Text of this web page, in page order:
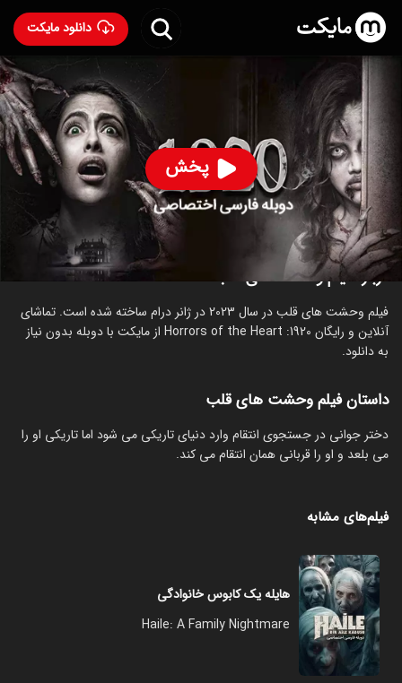
دانلود مایکت
پخش
فیلم هندی وحشت ها‌ی قلب با دوبله فارسی
Horrors of the Heart 2023
۲۲۰ 74% ۲.۶
ساخت هند سال 2023
رده سنی ۱۸+
هندی
درام ترسناک
درباره فیلم وحشت ها‌ی قلب
فیلم وحشت ها‌ی قلب در سال 2023 در ژانر درام ساخته شده است. تماشای
آنلاین و رایگان 1920: Horrors of the Heart از مایکت با دوبله بدون نیاز
به دانلود.
داستان فیلم وحشت ها‌ی قلب
‏دختر جوانی در جستجوی انتقام وارد دنیای تاریکی می شود اما تاریکی او را
می بلعد و او را قربانی همان انتقام می کند.
فیلم‌های مشابه
هایله یک کابوس خانوادگی
Haile: A Family Nightmare